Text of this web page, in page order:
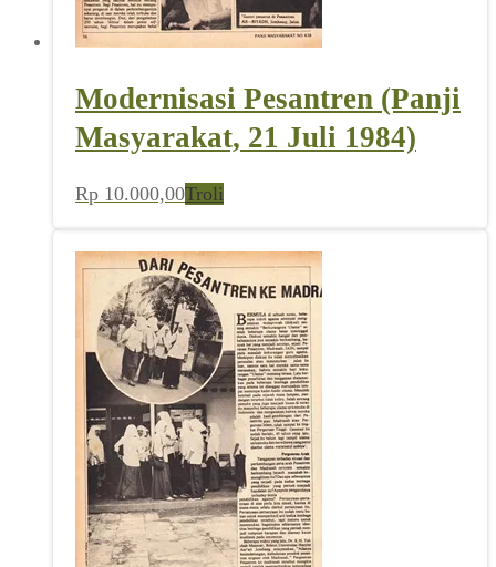
Modernisasi Pesantren (Panji
Masyarakat, 21 Juli 1984)
Rp 10.000,00Troli